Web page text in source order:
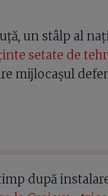
un stâlp al
setate de
mijlocașul
după